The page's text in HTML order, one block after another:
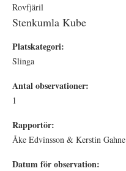
Rovfjäril
Stenkumla Kube
Platskategori:
Slinga
Antal observationer:
1
Rapportör:
Åke Edvinsson & Kerstin Gahne
Datum för observation: